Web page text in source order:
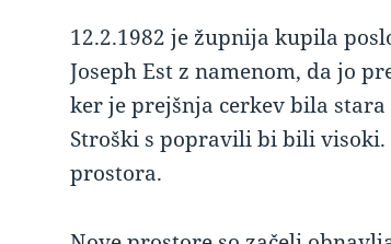
12.2.1982 je župnija kupila
Joseph Est z namenom, da jo
ker je prejšnja cerkev bila
Stroški s popravili bi bili
prostora.